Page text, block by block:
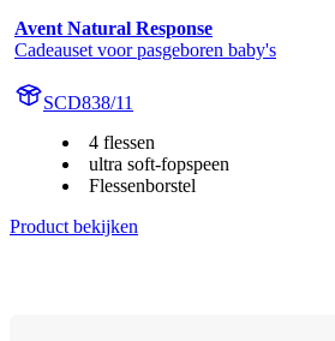
Avent Natural Response
Cadeauset voor pasgeboren baby's
SCD838/11
4 flessen
ultra soft-fopspeen
Flessenborstel
Product bekijken